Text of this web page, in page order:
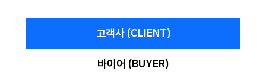
고객사 (CLIENT)
바이어 (BUYER)